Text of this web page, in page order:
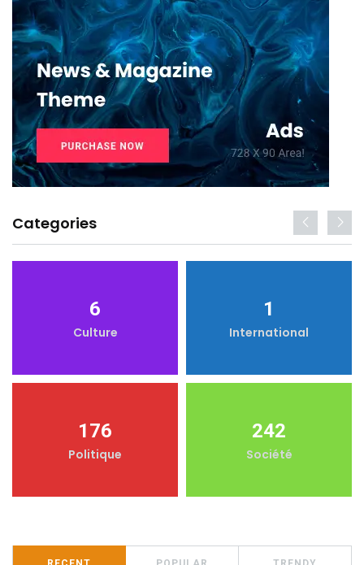
Categories
6
Culture
1
International
176
Politique
242
Société